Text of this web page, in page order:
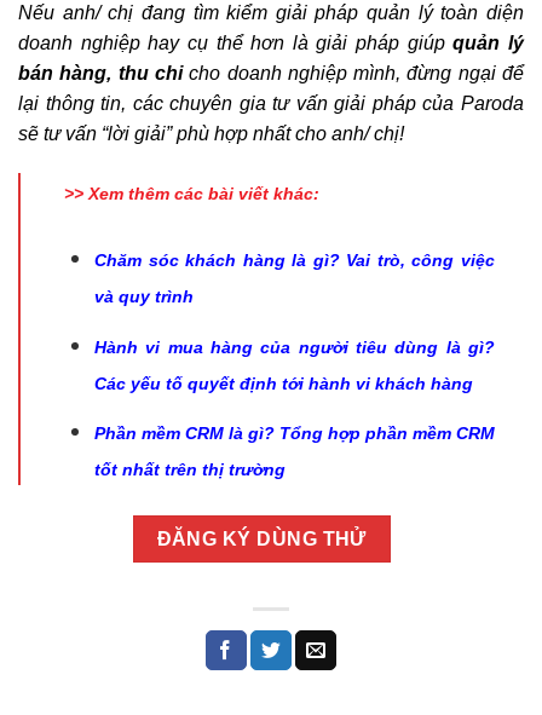
Nếu anh/ chị đang tìm kiểm giải pháp quản lý toàn diện
doanh nghiệp hay cụ thể hơn là giải pháp giúpquản lý
bán hàng, thu chicho doanh nghiệp mình, đừng ngại để
lại thông tin, các chuyên gia tư vấn giải pháp của Paroda
sẽ tư vấn “lời giải” phù hợp nhất cho anh/ chị!
>> Xem thêm các bài viết khác:
Chăm sóc khách hàng là gì? Vai trò, công việc
và quy trình
Hành vi mua hàng của người tiêu dùng là gì?
Các yếu tố quyết định tới hành vi khách hàng
Phần mềm CRM là gì? Tổng hợp phần mềm CRM
tốt nhất trên thị trường
ĐĂNG KÝ DÙNG THỬ